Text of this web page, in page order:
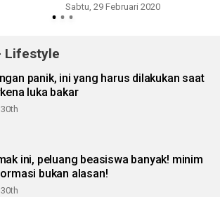
Sabtu, 29 Februari 2020
Lifestyle
panik, ini yang harus dilakukan saat
luka bakar
ini, peluang beasiswa banyak! minim
bukan alasan!